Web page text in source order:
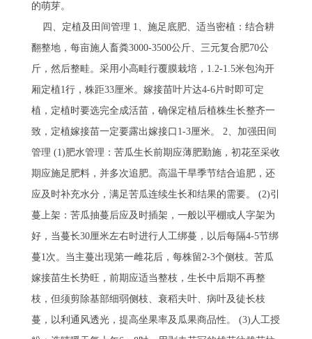
的萌芽。
四、定植及田间管理 1、施足底肥、适当密植：结合耕
翻整地，每亩施人畜粪3000-3500公斤、三元复合肥70公
斤，然后整畦。采用小高畦行覆膜栽培，1.2-1.5米包沟开
厢定植1行，株距33厘米。嫁接苗叶片达4-6片时即可定
植，定植时要选完全成活苗，确保定植后植株生长整齐一
致，定植嫁接苗一定要露出嫁接口1-3厘米。 2、加强田间
管理 (1)肥水管理：苦瓜生长前期应薄肥勤施，初花至采收
期应施足肥料，并多次追肥。高温干旱季节结合追肥，还
应及时补充水分，满足苦瓜连续生长和结果的需要。 (2)引
蔓上架：苦瓜抽蔓后应及时插架，一般以平棚或人字架为
好，当蔓长30厘米左右时进行人工绑蔓，以后每隔4-5节绑
蔓1次。当主蔓出现第一雌花后，每株留2-3个侧枝。苦瓜
嫁接苗生长势旺，前期应适当整枝，生长中后期不再整
枝，但须剪除基部细弱侧枝、衰稻夫叶、病叶及徒长枝
蔓，以利通风透光，提高坐果率及瓜果商品性。 (3)人工授